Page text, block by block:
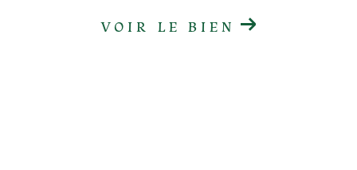
VOIR LE BIEN